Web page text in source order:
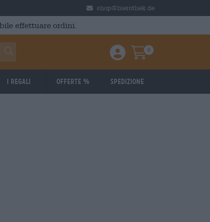
shop@bierothek.de
effettuare ordini.
Einloggen / Anmelden
Warenkorb
0
I regali Offerte % Spedizione